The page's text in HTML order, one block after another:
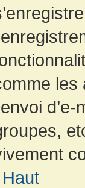
les
Haut